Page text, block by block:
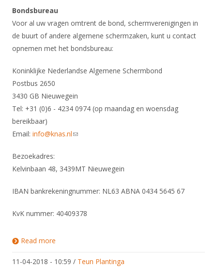
Bondsbureau
Voor al uw vragen omtrent de bond, schermverenigingen in
de buurt of andere algemene schermzaken, kunt u contact
opnemen met het bondsbureau:
Koninklijke Nederlandse Algemene Schermbond
​Postbus 2650
3430 GB Nieuwegein
Tel: +31 (0)6 - 4234 0974 (op maandag en woensdag
bereikbaar)
Email: info@knas.nl(link sends e-mail)
Bezoekadres:
Kelvinbaan 48, 3439MT Nieuwegein
IBAN bankrekeningnummer: NL63 ABNA 0434 5645 67
KvK nummer: 40409378
Read more
11-04-2018 - 10:59 / Teun Plantinga